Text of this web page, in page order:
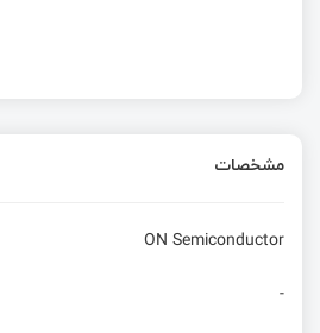
مشخصات
ON Semiconductor
-